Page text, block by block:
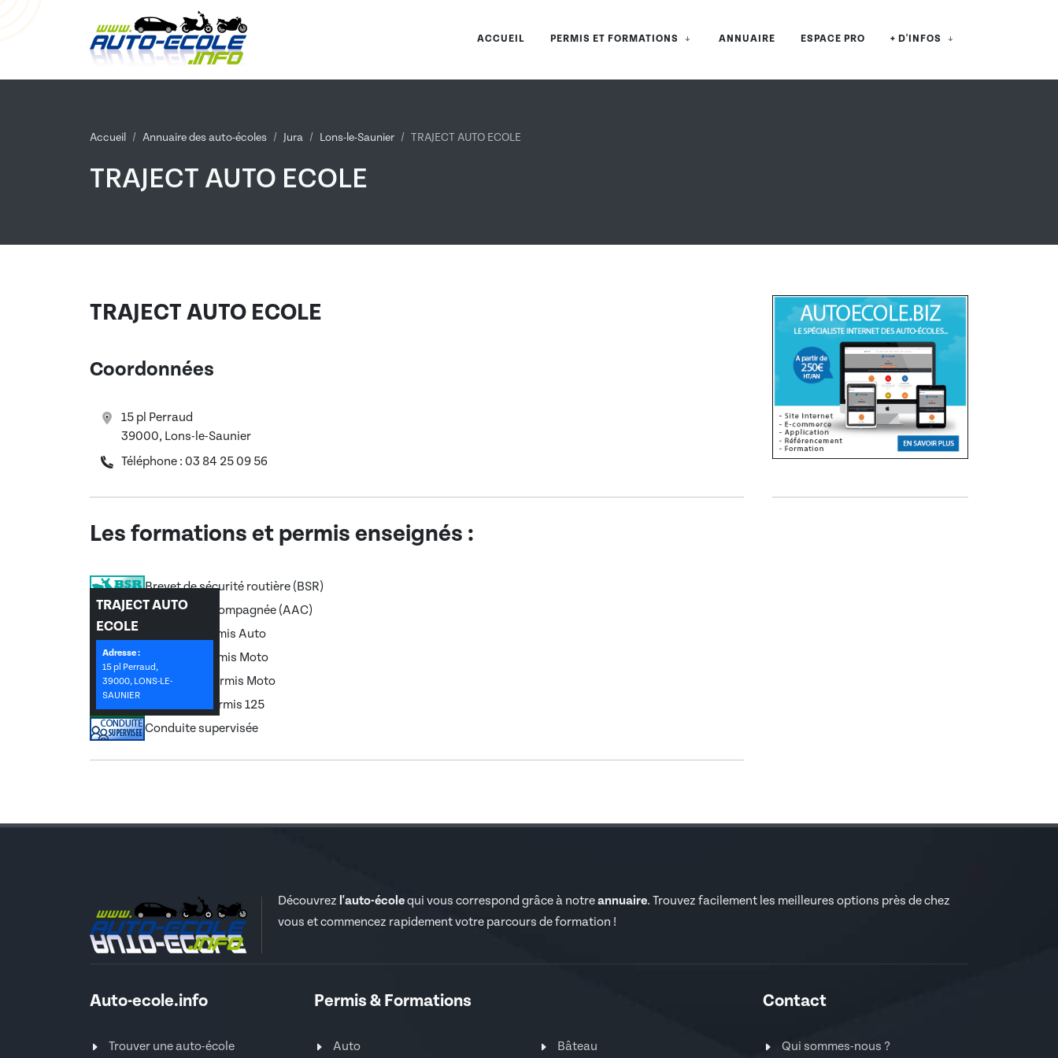
ACCUEIL PERMIS ET FORMATIONS ANNUAIRE ESPACE PRO + D'INFOS
Accueil Annuaire des auto-écoles Jura Lons-le-Saunier TRAJECT AUTO ECOLE
TRAJECT AUTO ECOLE
TRAJECT AUTO ECOLE
Coordonnées
15 pl Perraud
39000, Lons-le-Saunier
Téléphone : 03 84 25 09 56
Les formations et permis enseignés :
Brevet de sécurité routière (BSR)
Conduite accompagnée (AAC)
Permis B, Permis Auto
Permis A, Permis Moto
Permis A2, Permis Moto
Permis A1, Permis 125
Conduite supervisée
TRAJECT AUTO
ECOLE
Adresse :
15 pl Perraud,
39000, LONS-LE-
SAUNIER
Découvrez l'auto-écolequi vous correspond grâce à notreannuaire. Trouvez facilement les meilleures options près de chez
vous et commencez rapidement votre parcours de formation !
Auto-ecole.info
Trouver une auto-école
Permis & Formations
Auto Bâteau
Contact
Qui sommes-nous ?